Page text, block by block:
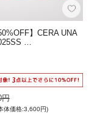
】CERA UNA
…
円
体価格:3,600円)